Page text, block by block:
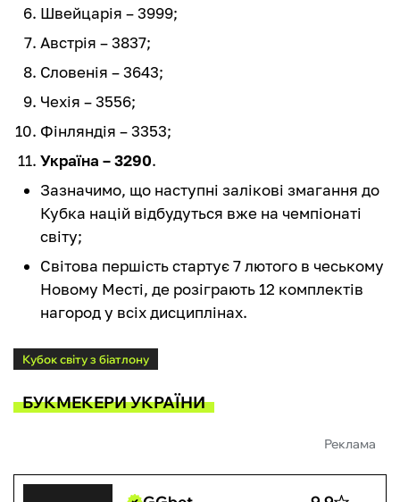
Швейцарія – 3999;
Австрія – 3837;
Словенія – 3643;
Чехія – 3556;
Фінляндія – 3353;
Україна – 3290.
Зазначимо, що наступні залікові змагання до
Кубка націй відбудуться вже на чемпіонаті
світу;
Світова першість стартує 7 лютого в чеському
Новому Месті, де розіграють 12 комплектів
нагород у всіх дисциплінах.
Кубок світу з біатлону
БУКМЕКЕРИ УКРАЇНИ
Реклама